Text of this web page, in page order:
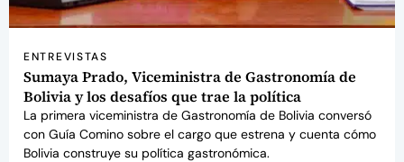
ENTREVISTAS
Sumaya Prado, Viceministra de Gastronomía de
Bolivia y los desafíos que trae la política
La primera viceministra de Gastronomía de Bolivia conversó
con Guía Comino sobre el cargo que estrena y cuenta cómo
Bolivia construye su política gastronómica.